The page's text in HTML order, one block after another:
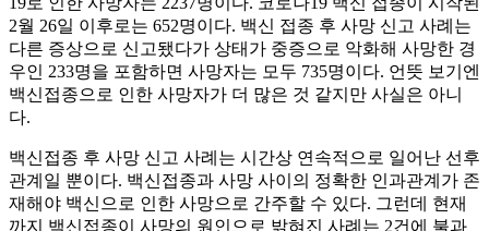
2월 26일 이후로는 652명이다. 백신 접종 후 사망 신고 사례는
다른 증상으로 신고됐다가 상태가 중증으로 악화해 사망한 경
우인 233명을 포함하면 사망자는 모두 735명이다. 언뜻 보기엔
백신접종으로 인한 사망자가 더 많은 것 같지만 사실은 아니
다.
백신접종 후 사망 신고 사례는 시간상 연속적으로 일어난 선후
관계일 뿐이다. 백신접종과 사망 사이의 정확한 인과관계가 존
재해야 백신으로 인한 사망으로 간주할 수 있다. 그런데 현재
까지 백신접종이 사망의 원인으로 밝혀진 사례는 2건에 불과